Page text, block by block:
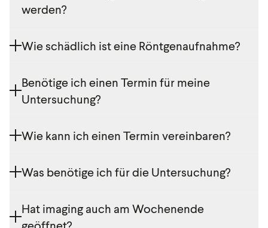
werden?
Untersuchungen an Schwangeren durch. Sollten Sie
uns bitte. Unsere ärztliche Leitung wird sich vorab
mit Ihnen in Verbindung setzen.
Wie schädlich ist eine Röntgenaufnahme?
in einem unbedenklichen Dosisbereich. Selbst
mehrfache Untersuchungen über das Jahr verteilt
Benötige ich einen Termin für meine
Untersuchung?
einen Termin.
Wie kann ich einen Termin vereinbaren?
für unsere Standorte buchen.
Was benötige ich für die Untersuchung?
Hat imaging auch am Wochenende
geöffnet?